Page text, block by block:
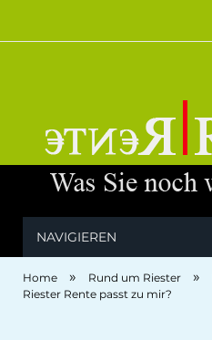
NAVIGIEREN
Home » Rund um Riester »
Riester Rente passt zu mir?